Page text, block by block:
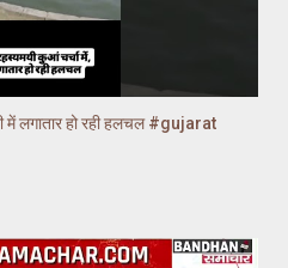
में लगातार हो रही हलचल #gujarat